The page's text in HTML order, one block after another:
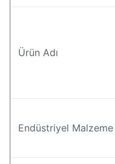
Ürün Adı
Endüstriyel Malzeme